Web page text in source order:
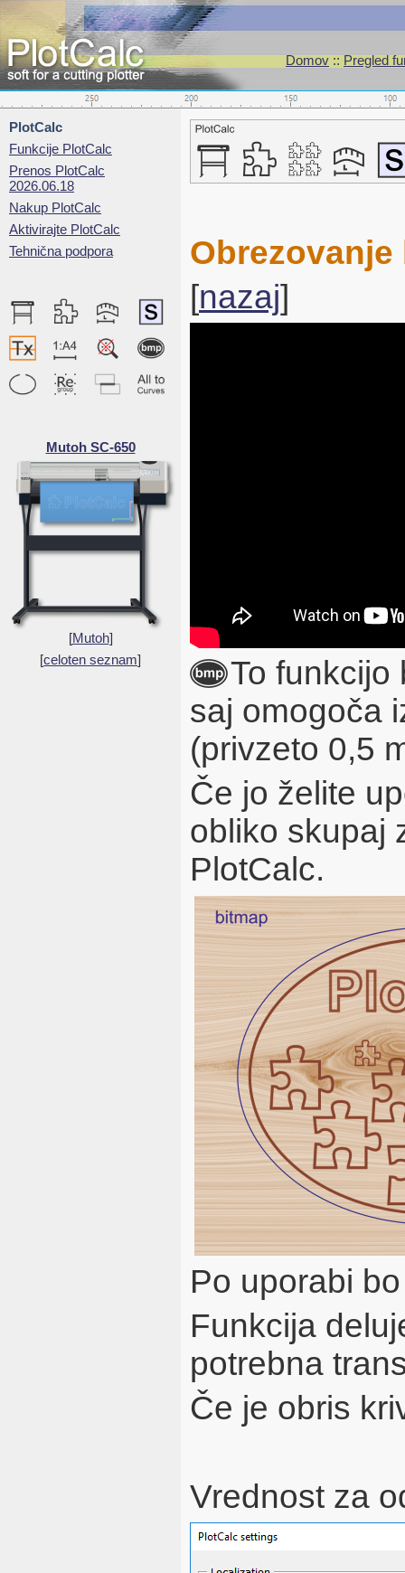
Domov::Pregled
PlotCalc
Funkcije PlotCalc
Prenos PlotCalc
2026.06.18
Nakup PlotCalc
Aktivirajte PlotCalc
Tehnična podpora
Mutoh SC-650
[Mutoh]
[celoten seznam]
[nazaj]
To funkcijo
saj omogoča
(privzeto 0,5
Če jo želite
obliko skupaj
PlotCalc.
Po uporabi
Funkcija
potrebna
Če je obris
Vrednost za